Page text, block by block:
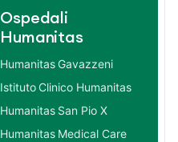
Ospedali
Humanitas
Humanitas Gavazzeni
Istituto Clinico Humanitas
Humanitas San Pio X
Humanitas Medical Care